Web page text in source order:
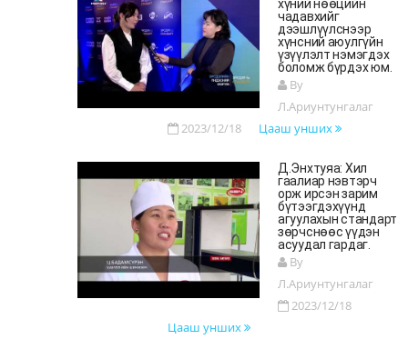
хүний нөөцийн
чадавхийг
дээшлүүлснээр
хүнсний аюулгүйн
үзүүлэлт нэмэгдэх
боломж бүрдэх юм.
By
Л.Ариунтунгалаг
2023/12/18
Цааш унших
Д.Энхтуяа: Хил
гаалиар нэвтэрч
орж ирсэн зарим
бүтээгдэхүүнд
агуулахын стандарт
зөрчснөөс үүдэн
асуудал гардаг.
By
Л.Ариунтунгалаг
2023/12/18
Цааш унших